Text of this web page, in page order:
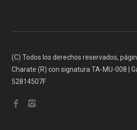
(C) Todos los derechos reservados,
Charate (R) con signatura TA-MU-008 |
52814507F